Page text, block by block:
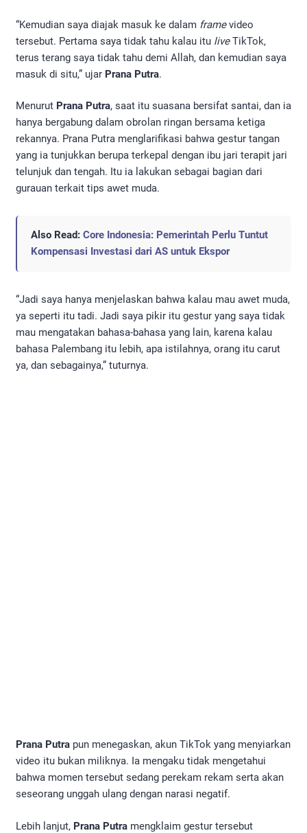
“Kemudian saya diajak masuk ke dalam framevideo
tersebut. Pertama saya tidak tahu kalau itu liveTikTok,
terus terang saya tidak tahu demi Allah, dan kemudian saya
masuk di situ,” ujar Prana Putra.
Menurut Prana Putra, saat itu suasana bersifat santai, dan ia
hanya bergabung dalam obrolan ringan bersama ketiga
rekannya. Prana Putra menglarifikasi bahwa gestur tangan
yang ia tunjukkan berupa terkepal dengan ibu jari terapit jari
telunjuk dan tengah. Itu ia lakukan sebagai bagian dari
gurauan terkait tips awet muda.
Also Read: Core Indonesia: Pemerintah Perlu Tuntut
Kompensasi Investasi dari AS untuk Ekspor
“Jadi saya hanya menjelaskan bahwa kalau mau awet muda,
ya seperti itu tadi. Jadi saya pikir itu gestur yang saya tidak
mau mengatakan bahasa-bahasa yang lain, karena kalau
bahasa Palembang itu lebih, apa istilahnya, orang itu carut
ya, dan sebagainya,” tuturnya.
Prana Putra pun menegaskan, akun TikTok yang menyiarkan
video itu bukan miliknya. Ia mengaku tidak mengetahui
bahwa momen tersebut sedang perekam rekam serta akan
seseorang unggah ulang dengan narasi negatif.
Lebih lanjut, Prana Putra mengklaim gestur tersebut